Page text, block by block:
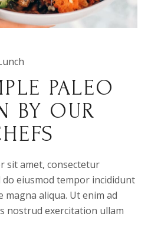
PALEO
BY OUR
sit amet, consectetur
do eiusmod tempor incididunt
aliqua. Ut enim ad
nostrud exercitation ullam